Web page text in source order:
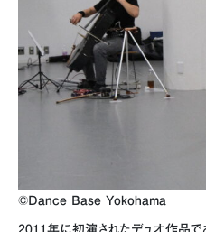
©Dance Base Yokohama
2011年に初演されたデュオ作品で